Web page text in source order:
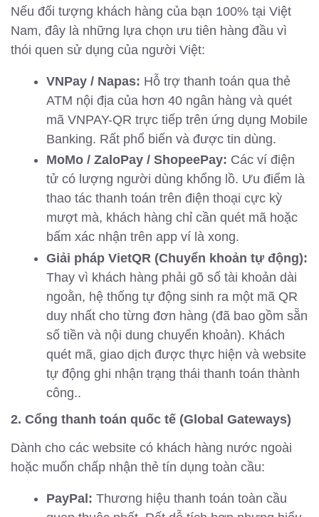
Nếu đối tượng khách hàng của bạn 100% tại Việt
Nam, đây là những lựa chọn ưu tiên hàng đầu vì
thói quen sử dụng của người Việt:
VNPay / Napas: Hỗ trợ thanh toán qua thẻ
ATM nội địa của hơn 40 ngân hàng và quét
mã VNPAY-QR trực tiếp trên ứng dụng Mobile
Banking. Rất phổ biến và được tin dùng.
MoMo / ZaloPay / ShopeePay: Các ví điện
tử có lượng người dùng khổng lồ. Ưu điểm là
thao tác thanh toán trên điện thoại cực kỳ
mượt mà, khách hàng chỉ cần quét mã hoặc
bấm xác nhận trên app ví là xong.
Giải pháp VietQR (Chuyển khoản tự động):
Thay vì khách hàng phải gõ số tài khoản dài
ngoằn, hệ thống tự động sinh ra một mã QR
duy nhất cho từng đơn hàng (đã bao gồm sẵn
số tiền và nội dung chuyển khoản). Khách
quét mã, giao dịch được thực hiện và website
tự động ghi nhận trạng thái thanh toán thành
công..
2. Cổng thanh toán quốc tế (Global Gateways)
Dành cho các website có khách hàng nước ngoài
hoặc muốn chấp nhận thẻ tín dụng toàn cầu:
PayPal: Thương hiệu thanh toán toàn cầu